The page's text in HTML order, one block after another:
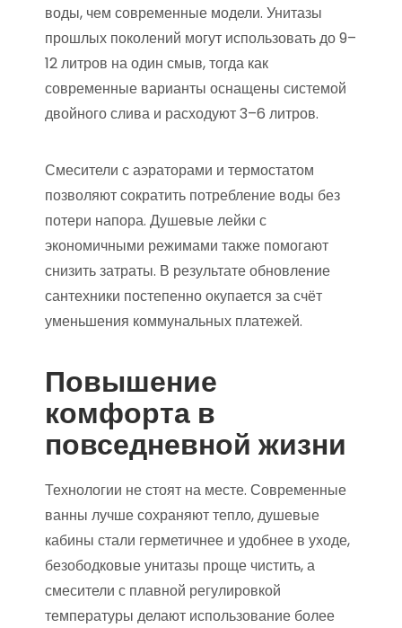
воды, чем современные модели. Унитазы
прошлых поколений могут использовать до 9–
12 литров на один смыв, тогда как
современные варианты оснащены системой
двойного слива и расходуют 3–6 литров.
Смесители с аэраторами и термостатом
позволяют сократить потребление воды без
потери напора. Душевые лейки с
экономичными режимами также помогают
снизить затраты. В результате обновление
сантехники постепенно окупается за счёт
уменьшения коммунальных платежей.
Повышение
комфорта в
повседневной жизни
Технологии не стоят на месте. Современные
ванны лучше сохраняют тепло, душевые
кабины стали герметичнее и удобнее в уходе,
безободковые унитазы проще чистить, а
смесители с плавной регулировкой
температуры делают использование более